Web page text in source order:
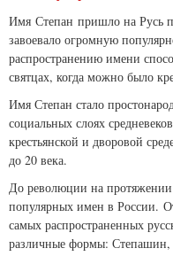
Имя Степан пришло на Русь
завоевало огромную
распространению имени
святцах, когда можно было
Имя Степан стало
социальных слоях
крестьянской и дворовой
до 20 века.
До революции на
популярных имен в России.
самых распространенных
различные формы: